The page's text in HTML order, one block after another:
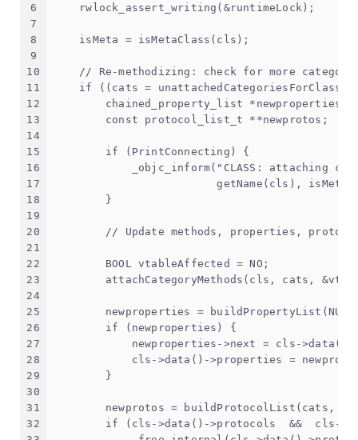
6
7
8
9
10
11
12
13
14
15
16
17
18
19
20
21
22
23
24
25
26
27
28
29
30
31
32
    rwlock_assert_writing(&runtimeLock);
    isMeta = isMetaClass(cls);
// Re-methodizing: check for more
if ((cats =
        chained_property_list *newproperties;
        const protocol_list_t **newprotos;
        if (PrintConnecting) {
_objc_inform("CLASS: attaching
getName(cls), isMeta
        }
// Update methods, properties,
        BOOL vtableAffected = NO;
attachCategoryMethods(cls, cats,
newproperties =
        if (newproperties) {
newproperties->next = cls-
cls->data()->properties =
        }
newprotos = buildProtocolList(cats,
if (cls->data()->protocols  &&  cls-